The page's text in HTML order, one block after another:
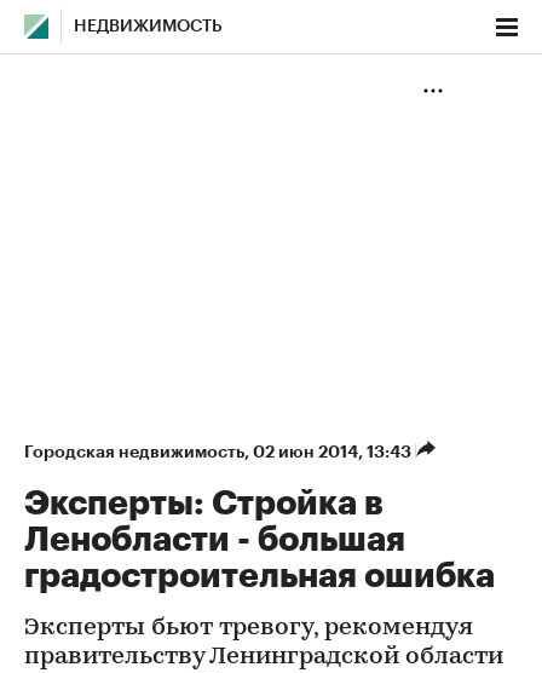
НЕДВИЖИМОСТЬ
Городская недвижимость⁠, 02 июн 2014, 13:43
Эксперты: Стройка в
Ленобласти - большая
градостроительная ошибка
Эксперты бьют тревогу, рекомендуя
правительству Ленинградской области